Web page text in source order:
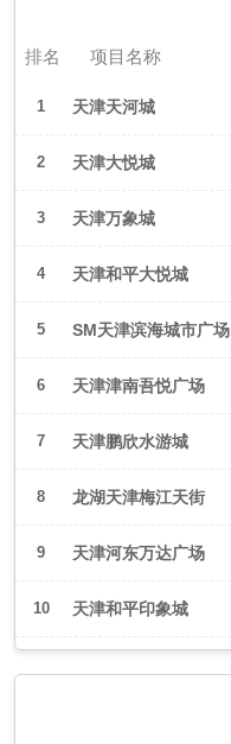
排名 项目名称
1 天津天河城
2 天津大悦城
3 天津万象城
4 天津和平大悦城
5 SM天津滨海城市广场
6 天津津南吾悦广场
7 天津鹏欣水游城
8 龙湖天津梅江天街
9 天津河东万达广场
10 天津和平印象城